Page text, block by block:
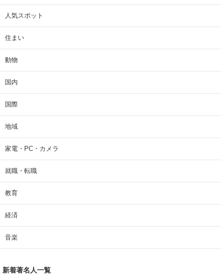
人気スポット
住まい
動物
国内
国際
地域
家電・PC・カメラ
就職・転職
教育
経済
音楽
新着著名人一覧